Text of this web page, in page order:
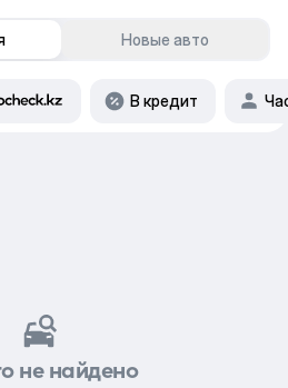
Новые авто
В кредит
не найдено